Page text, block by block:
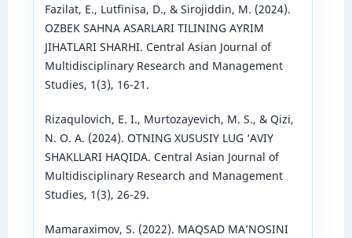
Fazilat, E., Lutfinisa, D., & Sirojiddin, M. (2024).
OZBEK SAHNA ASARLARI TILINING AYRIM
JIHATLARI SHARHI. Central Asian Journal of
Multidisciplinary Research and Management
Studies, 1(3), 16-21.
Rizaqulovich, E. I., Murtozayevich, M. S., & Qizi,
N. O. A. (2024). OTNING XUSUSIY LUG ‘AVIY
SHAKLLARI HAQIDA. Central Asian Journal of
Multidisciplinary Research and Management
Studies, 1(3), 26-29.
Mamaraximov, S. (2022). MAQSAD MA’NOSINI